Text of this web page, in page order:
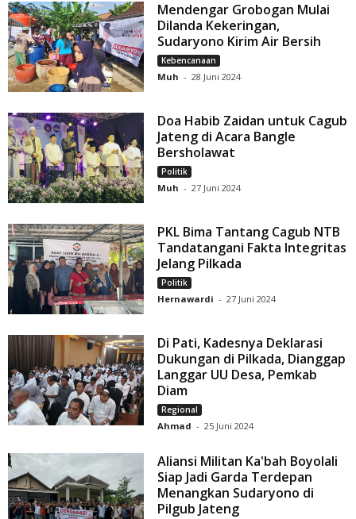
Mendengar Grobogan Mulai
Dilanda Kekeringan,
Sudaryono Kirim Air Bersih
Kebencanaan
Muh - 28 Juni 2024
Doa Habib Zaidan untuk Cagub
Jateng di Acara Bangle
Bersholawat
Politik
Muh - 27 Juni 2024
PKL Bima Tantang Cagub NTB
Tandatangani Fakta Integritas
Jelang Pilkada
Politik
Hernawardi - 27 Juni 2024
Di Pati, Kadesnya Deklarasi
Dukungan di Pilkada, Dianggap
Langgar UU Desa, Pemkab
Diam
Regional
Ahmad - 25 Juni 2024
Aliansi Militan Ka'bah Boyolali
Siap Jadi Garda Terdepan
Menangkan Sudaryono di
Pilgub Jateng